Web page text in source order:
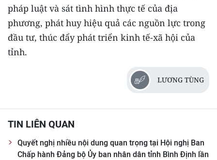
pháp luật và sát tình hình thực tế của địa
phương, phát huy hiệu quả các nguồn lực trong
đầu tư, thúc đẩy phát triển kinh tế-xã hội của
tỉnh.
LƯƠNG TÙNG
TIN LIÊN QUAN
Quyết nghị nhiều nội dung quan trọng tại Hội nghị Ban
Chấp hành Đảng bộ Ủy ban nhân dân tỉnh Bình Định lần